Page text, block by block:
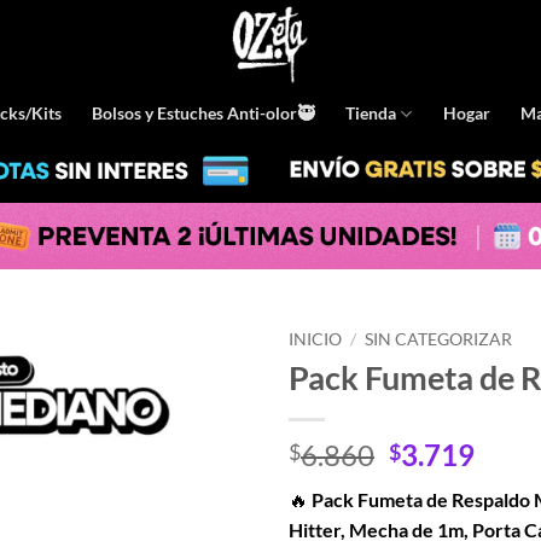
Kits Bolsos y Estuches Anti-olor🥷 Tienda Hogar
INICIO / SIN CATEGORIZAR
Pack Fumeta de
$6.860 El
original
$3.719El
🔥 Pack Fumeta de Respaldo
Hitter, Mecha de 1m, Porta